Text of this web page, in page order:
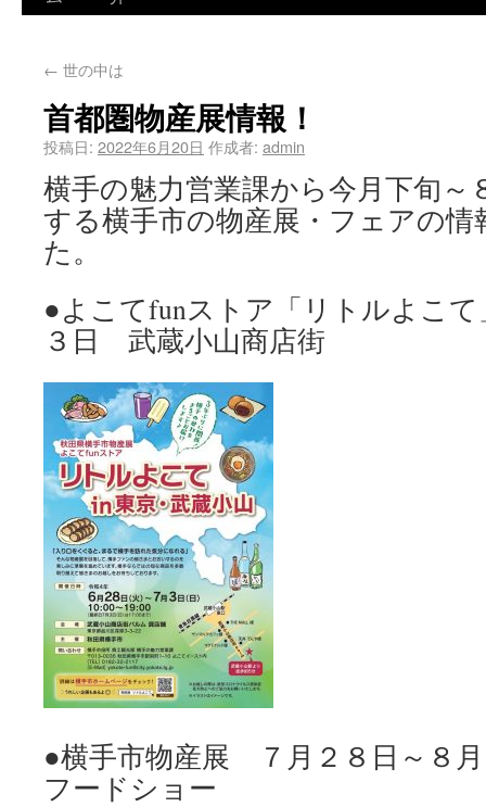
← 世の中は
首都圏物産展情報！
投稿日: 2022年6月20日 作成者: admin
横手の魅力営業課から今月下旬～
する横手市の物産展・フェアの
た。
●よこてfunストア「リトルよこ
３日 武蔵小山商店街
●横手市物産展 ７月２８日～８
フードショー